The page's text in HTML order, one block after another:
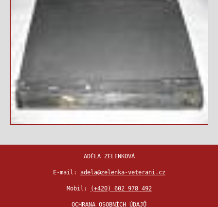
ADÉLA ZELENKOVÁ
E-mail: adela@zelenka-veterani.cz
Mobil: (+420) 602 978 492
OCHRANA OSOBNÍCH ÚDAJŮ